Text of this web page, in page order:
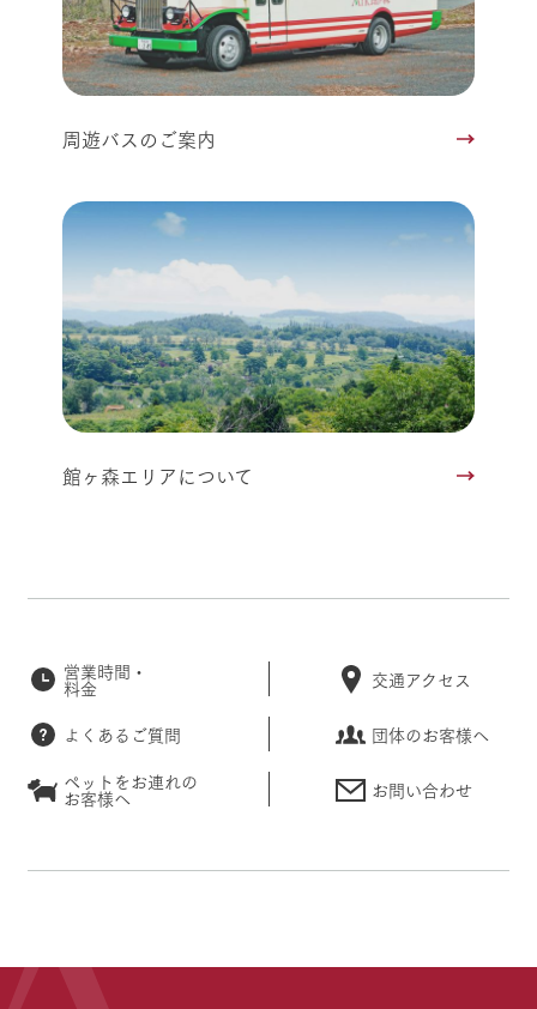
周遊バスのご案内
館ヶ森エリアについて
営業時間・
料金 交通アクセス
よくあるご質問
団体のお客様へ
ペットをお連れの
お客様へ お問い合わせ